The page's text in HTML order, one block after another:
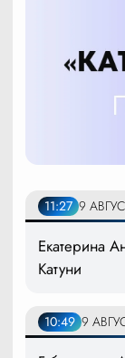
11:27 9
Екатерина
Катуни
10:49 9